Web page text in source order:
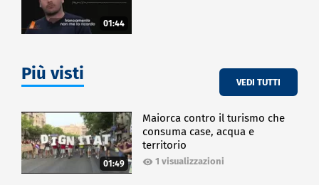
01:44
Più visti VEDI TUTTI
01:49
Maiorca contro il turismo che
consuma case, acqua e
territorio
1 visualizzazioni